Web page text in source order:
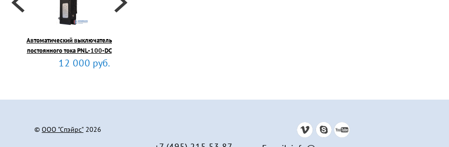
Автоматический выключатель
постоянного тока PNL-100-DC
12 000 руб.
© ООО "Спэйрс" 2026